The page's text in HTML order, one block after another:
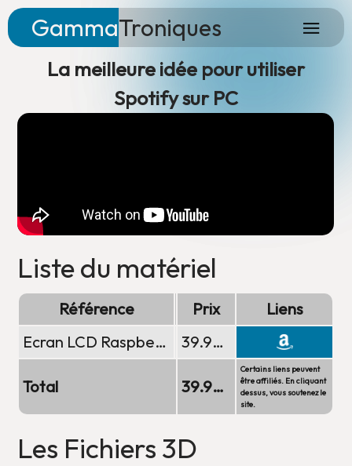
GammaTroniques projects
La meilleure idée pour utiliser
Spotify sur PC
Liste du matériel
Référence Type
Prix
Liens
Ecran LCD RaspberryPi
Ecran
39.99 €
Total 39.99 €
Certains liens peuvent
être affiliés. En cliquant
dessus, vous soutenez le
site.
Les Fichiers 3D